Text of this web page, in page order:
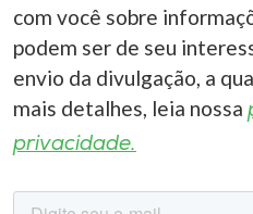
com você sobre
podem ser de seu
envio da divulgação, a
mais detalhes, leia nossa
privacidade.